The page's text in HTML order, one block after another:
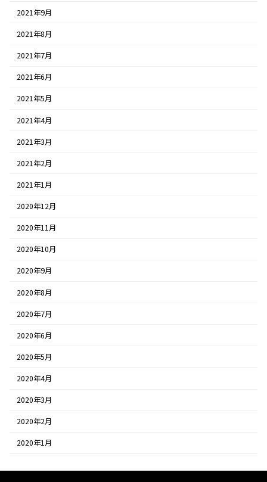
2021年9月
2021年8月
2021年7月
2021年6月
2021年5月
2021年4月
2021年3月
2021年2月
2021年1月
2020年12月
2020年11月
2020年10月
2020年9月
2020年8月
2020年7月
2020年6月
2020年5月
2020年4月
2020年3月
2020年2月
2020年1月